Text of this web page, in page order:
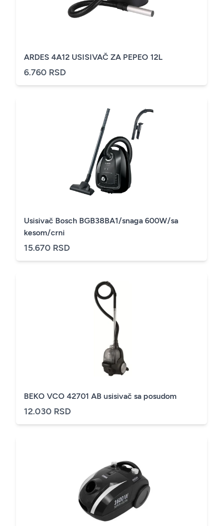
ARDES 4A12 USISIVAČ ZA PEPEO 12L
6.760 RSD
Usisivač Bosch BGB38BA1/snaga 600W/sa
kesom/crni
15.670 RSD
BEKO VCO 42701 AB usisivač sa posudom
12.030 RSD